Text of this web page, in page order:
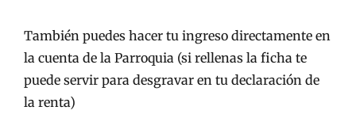
También puedes hacer tu ingreso directamente en
la cuenta de la Parroquia (si rellenas la ficha te
puede servir para desgravar en tu declaración de
la renta)